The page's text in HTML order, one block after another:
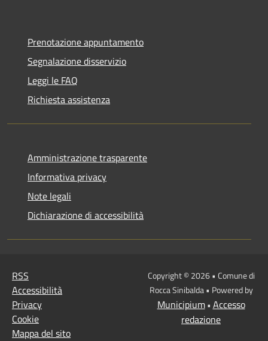
Prenotazione appuntamento
Segnalazione disservizio
Leggi le FAQ
Richiesta assistenza
Amministrazione trasparente
Informativa privacy
Note legali
Dichiarazione di accessibilità
RSS
Accessibilità
Privacy
Cookie
Mappa del sito
Copyright © 2026 • Comune di
Rocca Sinibalda • Powered by
Municipium• Accesso
redazione